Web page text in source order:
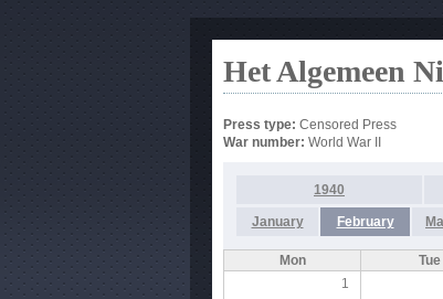
Het Algemeen
Press type: Censored Press
War number: World War II
1940
January February
Mon Tue
1